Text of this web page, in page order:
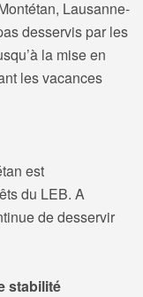
Lausanne-
desservis par les
la mise en
les vacances
est
du LEB. A
de desservir
stabilité